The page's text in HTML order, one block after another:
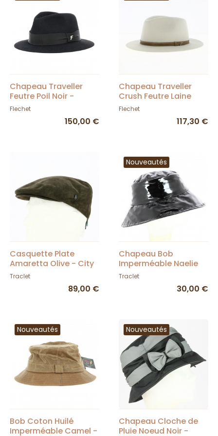
Chapeau Traveller
Feutre Poil Noir -
Fléchet
Flechet
150,00 €
Chapeau Traveller
Crush Feutre Laine
Blanc - Fléchet
Flechet
117,30 €
Casquette Plate
Amaretta Olive - City
Sport
Traclet
89,00 €
Nouveautés
Chapeau Bob
Imperméable Naelie
Noir - Traclet
Traclet
30,00 €
Nouveautés
Bob Coton Huilé
Imperméable Camel -
Nouveautés
Chapeau Cloche de
Pluie Noeud Noir -